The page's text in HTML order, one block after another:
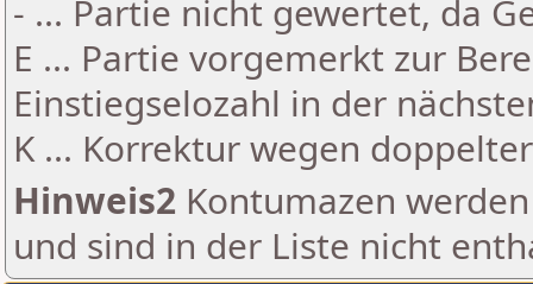
- ... Partie nicht gewertet, da
E ... Partie vorgemerkt zur
Einstiegselozahl in der
K ... Korrektur wegen
Hinweis2 Kontumazen
und sind in der Liste nicht